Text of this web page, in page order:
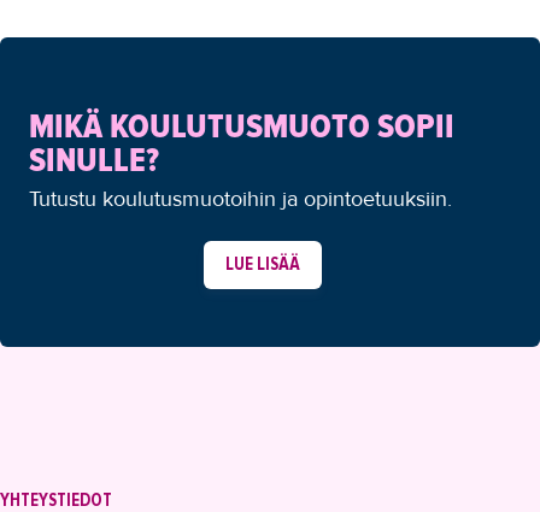
MIKÄ KOULUTUSMUOTO SOPII
SINULLE?
Tutustu koulutusmuotoihin ja opintoetuuksiin.
LUE LISÄÄ
YHTEYSTIEDOT